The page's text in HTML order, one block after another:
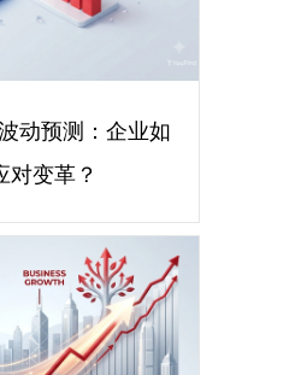
动预测：企业如
对变革？